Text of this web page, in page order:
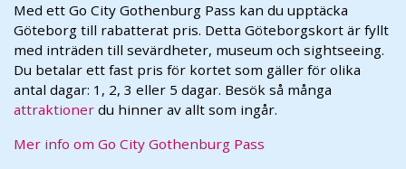
Med ett Go City Gothenburg Pass kan du upptäcka
Göteborg till rabatterat pris. Detta Göteborgskort är fyllt
med inträden till sevärdheter, museum och sightseeing.
Du betalar ett fast pris för kortet som gäller för olika
antal dagar: 1, 2, 3 eller 5 dagar. Besök så många
attraktioner du hinner av allt som ingår.
Mer info om Go City Gothenburg Pass